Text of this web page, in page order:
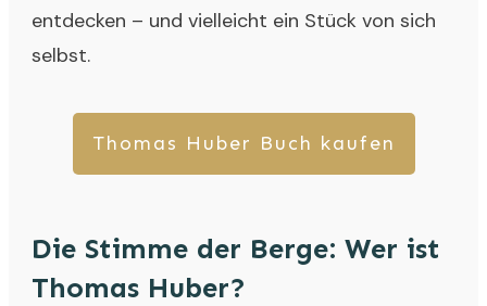
entdecken – und vielleicht ein Stück von sich
selbst.
Thomas Huber Buch kaufen
Die Stimme der Berge: Wer ist
Thomas Huber?